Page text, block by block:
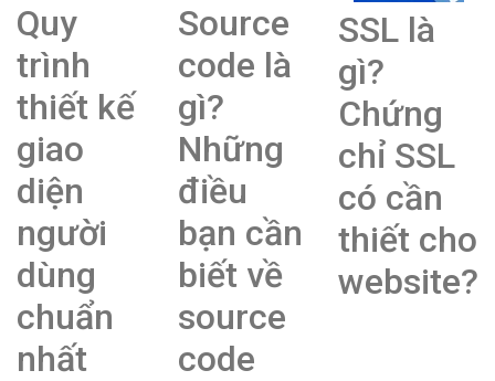
Quy
trình
thiết kế
giao
diện
người
dùng
chuẩn
nhất
Source
code là
gì?
Những
điều
bạn cần
biết về
source
code
SSL là
gì?
Chứng
chỉ SSL
có cần
thiết cho
website?